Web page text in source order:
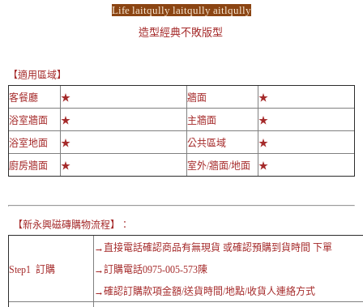
Life laitqully laitqully aitlqully
造型經典不敗版型
【適用區域】
客餐廳
★ 牆面
★
浴室牆面
★ 主牆面
★
浴室地面
★ 公共區域
★
廚房牆面
★ 室外/牆面/地面 ★
【新永興磁磚購物流程】：
Step1 訂購
→直接電話確認商品有無現貨 或確認預購到貨時間 下單
→訂購電話0975-005-573陳
→確認訂購款項金額/送貨時間/地點/收貨人連絡方式